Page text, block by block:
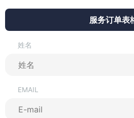
服务订单表
姓名
EMAIL